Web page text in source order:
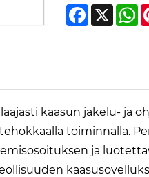
Facebook
X
kaasun jakelu- ja
toiminnalla.
ja